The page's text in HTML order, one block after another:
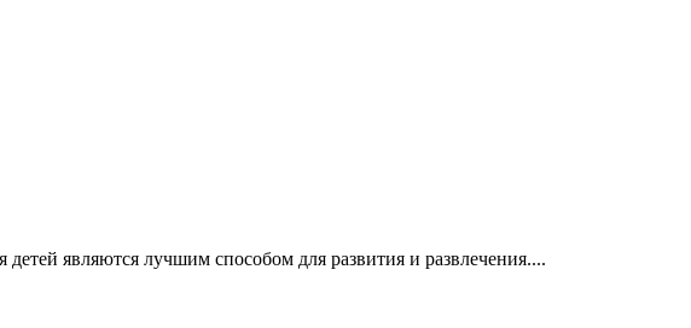
детей являются лучшим способом для развития и развлечения....